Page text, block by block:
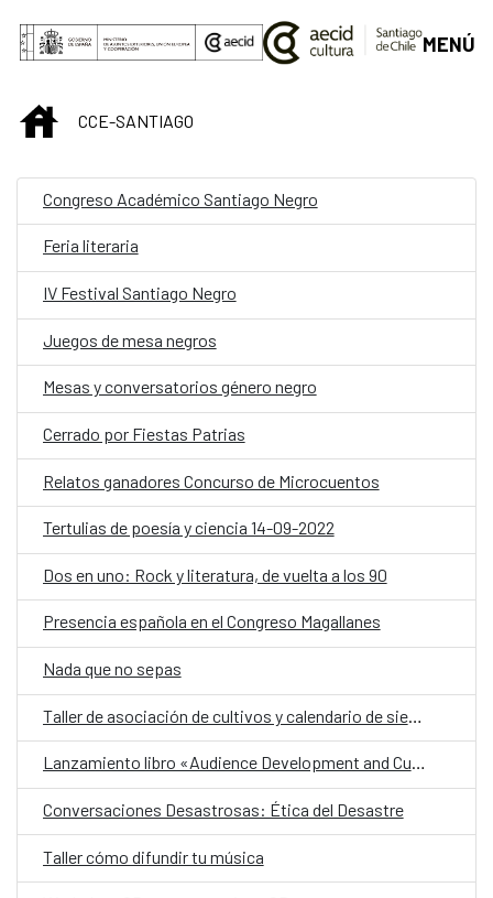
Saltar al contenido principal
MENÚ
INICIOCCE-SANTIAGO
Congreso Académico Santiago Negro
Feria literaria
IV Festival Santiago Negro
Juegos de mesa negros
Mesas y conversatorios género negro
Cerrado por Fiestas Patrias
Relatos ganadores Concurso de Microcuentos
Tertulias de poesía y ciencia 14-09-2022
Dos en uno: Rock y literatura, de vuelta a los 90
Presencia española en el Congreso Magallanes
Nada que no sepas
Taller de asociación de cultivos y calendario de siembras
Lanzamiento libro «Audience Development and Cultural Policy»
Conversaciones Desastrosas: Ética del Desastre
Taller cómo difundir tu música